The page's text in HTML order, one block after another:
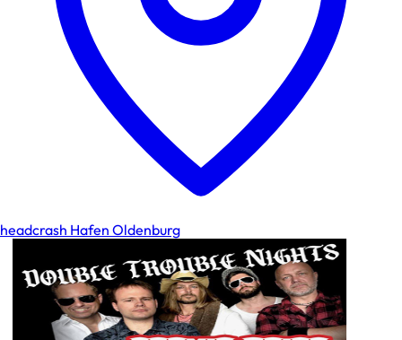
headcrash Hafen Oldenburg